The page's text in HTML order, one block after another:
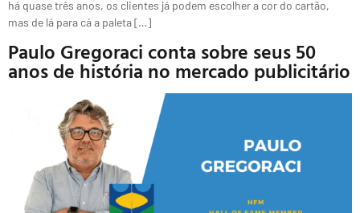
há quase três anos, os clientes já podem escolher a cor do cartão,
mas de lá para cá a paleta […]
Paulo Gregoraci conta sobre seus 50
anos de história no mercado publicitário